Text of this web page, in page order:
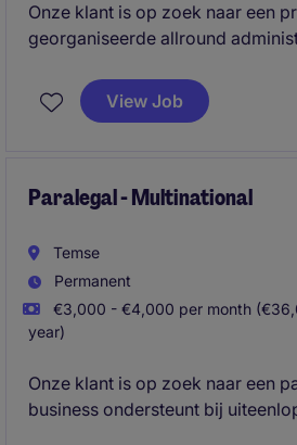
Onze klant is op zoek naar een
georganiseerde allround
ondersteunt de dagelijkse
dat alles administratief en
View Job
Paralegal - Multinational
Temse
Permanent
€3,000 - €4,000 per month
year)
Onze klant is op zoek naar een
business ondersteunt bij